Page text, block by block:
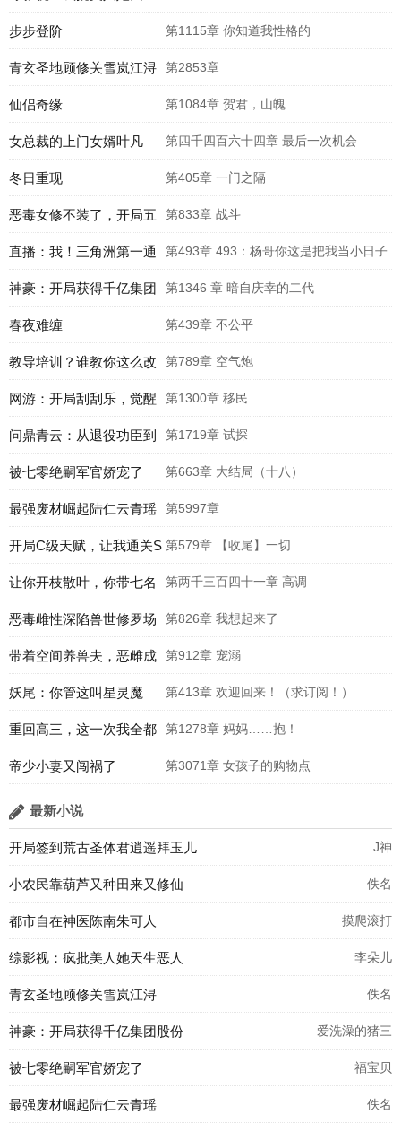
恶人
步步登阶 第1115章 你知道我性格的
青玄圣地顾修关雪岚江浔 第2853章
仙侣奇缘 第1084章 贺君，山魄
女总裁的上门女婿叶凡 第四千四百六十四章 最后一次机会
冬日重现 第405章 一门之隔
恶毒女修不装了，开局五
个道侣
第833章 战斗
直播：我！三角洲第一通
天代
第493章 493：杨哥你这是把我当小日子
整啊
神豪：开局获得千亿集团
股份
第1346 章 暗自庆幸的二代
春夜难缠 第439章 不公平
教导培训？谁教你这么改
机娘的？
第789章 空气炮
网游：开局刮刮乐，觉醒
唯一SSS天赋
第1300章 移民
问鼎青云：从退役功臣到
权力之巅
第1719章 试探
被七零绝嗣军官娇宠了 第663章 大结局（十八）
最强废材崛起陆仁云青瑶 第5997章
开局C级天赋，让我通关S
级怪谈
第579章 【收尾】一切
让你开枝散叶，你带七名
罪女造反？
第两千三百四十一章 高调
恶毒雌性深陷兽世修罗场 第826章 我想起来了
带着空间养兽夫，恶雌成
团宠了
第912章 宠溺
妖尾：你管这叫星灵魔
法？！
第413章 欢迎回来！（求订阅！）
重回高三，这一次我全都
要
第1278章 妈妈……抱！
帝少小妻又闯祸了 第3071章 女孩子的购物点
最新小说
开局签到荒古圣体君逍遥拜玉儿 J神
小农民靠葫芦又种田来又修仙 佚名
都市自在神医陈南朱可人 摸爬滚打
综影视：疯批美人她天生恶人 李朵儿
青玄圣地顾修关雪岚江浔 佚名
神豪：开局获得千亿集团股份 爱洗澡的猪三
被七零绝嗣军官娇宠了 福宝贝
最强废材崛起陆仁云青瑶 佚名